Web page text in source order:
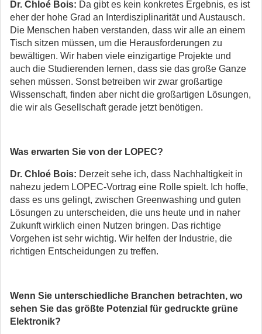
Dr. Chloé Bois: Da gibt es kein konkretes Ergebnis, es ist
eher der hohe Grad an Interdisziplinarität und Austausch.
Die Menschen haben verstanden, dass wir alle an einem
Tisch sitzen müssen, um die Herausforderungen zu
bewältigen. Wir haben viele einzigartige Projekte und
auch die Studierenden lernen, dass sie das große Ganze
sehen müssen. Sonst betreiben wir zwar großartige
Wissenschaft, finden aber nicht die großartigen Lösungen,
die wir als Gesellschaft gerade jetzt benötigen.
Was erwarten Sie von der LOPEC?
Dr. Chloé Bois: Derzeit sehe ich, dass Nachhaltigkeit in
nahezu jedem LOPEC-Vortrag eine Rolle spielt. Ich hoffe,
dass es uns gelingt, zwischen Greenwashing und guten
Lösungen zu unterscheiden, die uns heute und in naher
Zukunft wirklich einen Nutzen bringen. Das richtige
Vorgehen ist sehr wichtig. Wir helfen der Industrie, die
richtigen Entscheidungen zu treffen.
Wenn Sie unterschiedliche Branchen betrachten, wo
sehen Sie das größte Potenzial für gedruckte grüne
Elektronik?